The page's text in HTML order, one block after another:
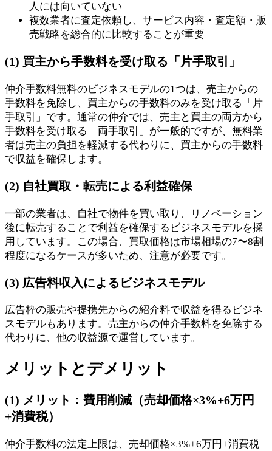
人には向いていない
複数業者に査定依頼し、サービス内容・査定額・販
売戦略を総合的に比較することが重要
(1) 買主から手数料を受け取る「片手取引」
仲介手数料無料のビジネスモデルの1つは、売主からの
手数料を免除し、買主からの手数料のみを受け取る「片
手取引」です。通常の仲介では、売主と買主の両方から
手数料を受け取る「両手取引」が一般的ですが、無料業
者は売主の負担を軽減する代わりに、買主からの手数料
で収益を確保します。
(2) 自社買取・転売による利益確保
一部の業者は、自社で物件を買い取り、リノベーション
後に転売することで利益を確保するビジネスモデルを採
用しています。この場合、買取価格は市場相場の7〜8割
程度になるケースが多いため、注意が必要です。
(3) 広告料収入によるビジネスモデル
広告枠の販売や提携先からの紹介料で収益を得るビジネ
スモデルもあります。売主からの仲介手数料を免除する
代わりに、他の収益源で運営しています。
メリットとデメリット
(1) メリット：費用削減（売却価格×3%+6万円
+消費税）
仲介手数料の法定上限は、売却価格×3%+6万円+消費税